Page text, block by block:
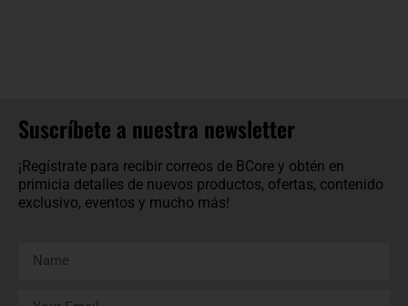
Suscríbete a nuestra newsletter
¡Regístrate para recibir correos de BCore y obtén en
primicia detalles de nuevos productos, ofertas, contenido
exclusivo, eventos y mucho más!